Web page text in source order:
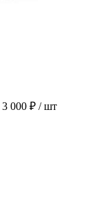
3 000 ₽ / шт